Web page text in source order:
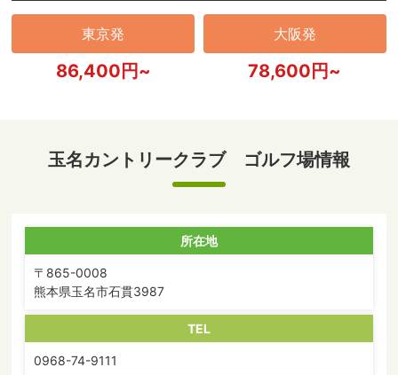
東京発
86,400円~
大阪発
78,600円~
玉名カントリークラブ ゴルフ場情報
所在地
〒865-0008
熊本県玉名市石貫3987
TEL
0968-74-9111